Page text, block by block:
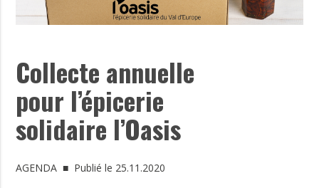
Collecte annuelle
pour l’épicerie
solidaire l’Oasis
AGENDA ■ Publié le 25.11.2020